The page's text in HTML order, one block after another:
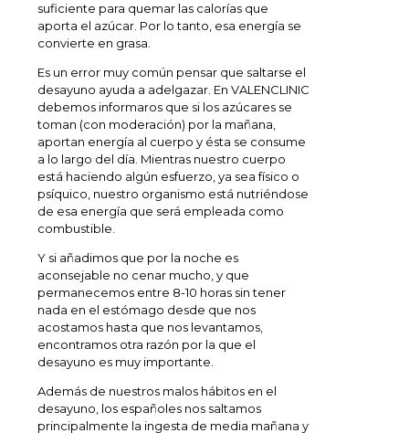
suficiente para quemar las calorías que
aporta el azúcar. Por lo tanto, esa energía se
convierte en grasa.
Es un error muy común pensar que saltarse el
desayuno ayuda a adelgazar. En VALENCLINIC
debemos informaros que si los azúcares se
toman (con moderación) por la mañana,
aportan energía al cuerpo y ésta se consume
a lo largo del día. Mientras nuestro cuerpo
está haciendo algún esfuerzo, ya sea físico o
psíquico, nuestro organismo está nutriéndose
de esa energía que será empleada como
combustible.
Y si añadimos que por la noche es
aconsejable no cenar mucho, y que
permanecemos entre 8-10 horas sin tener
nada en el estómago desde que nos
acostamos hasta que nos levantamos,
encontramos otra razón por la que el
desayuno es muy importante.
Además de nuestros malos hábitos en el
desayuno, los españoles nos saltamos
principalmente la ingesta de media mañana y